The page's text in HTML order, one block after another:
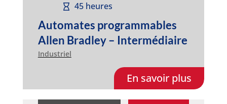
45 heures
Automates programmables
Allen Bradley – Intermédiaire
Industriel
En savoir plus